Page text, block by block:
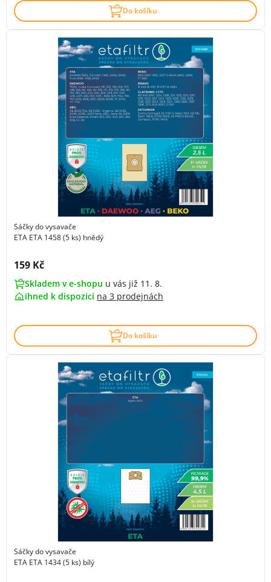
Do košíku
Sáčky do vysavače
ETA ETA 1458 (5 ks) hnědý
Cena s DPH:
159 Kč
Skladem v e-shopu u vás již 11. 8.
ihned k dispozici na 3 prodejnách
Do košíku
Sáčky do vysavače
ETA ETA 1434 (5 ks) bílý